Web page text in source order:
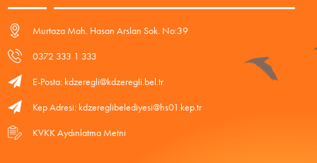
Murtaza Mah. Hasan Arslan Sok. No:39
0372 333 1 333
E-Posta: kdzeregli@kdzeregli.bel.tr
Kep Adresi: kdzereglibelediyesi@hs01.kep.tr
KVKK Aydınlatma Metni